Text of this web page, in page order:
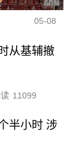
05-08
从基辅撤
11099
半小时 涉